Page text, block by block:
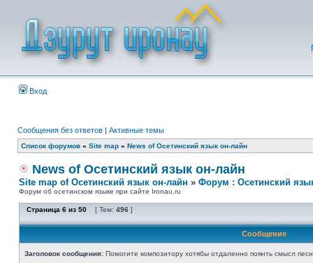
Вход
Сообщения без ответов | Активные темы
Список форумов » Site map » News of Осетинский язык он-лайн
News of Осетинский язык он-лайн
Site map of Осетинский язык он-лайн » Форум : Осетинский
Форум об осетинском языке при сайте Ironau.ru
Страница 6 из 50 [ Тем: 496 ]
Сообщение
Заголовок сообщения: Помогите композитору хотябы отдаленно поянть смысл